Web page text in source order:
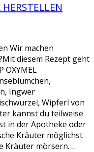
Wir machen
diesem Rezept geht
OXYMEL
Ingwer
Wipferl von
kannst du teilweise
in der Apotheke oder
Kräuter möglichst
Kräuter mörsern. …